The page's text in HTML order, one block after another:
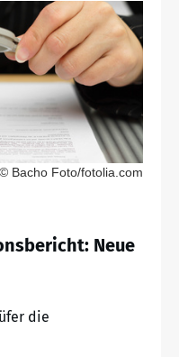
© Bacho Foto/fotolia.com
Neue
die